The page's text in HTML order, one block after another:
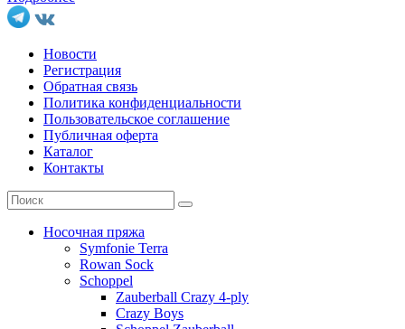
Новости
Регистрация
Обратная связь
Политика конфиденциальности
Пользовательское соглашение
Публичная оферта
Каталог
Контакты
Носочная пряжа
Symfonie Terra
Rowan Sock
Schoppel
Zauberball Crazy 4-ply
Crazy Boys